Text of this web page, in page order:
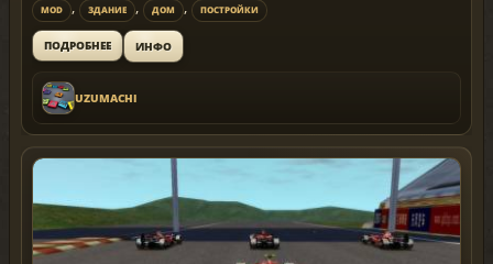
MOD , ЗДАНИЕ , ДОМ , ПОСТРОЙКИ
ПОДРОБНЕЕ ИНФО
UZUMACHI